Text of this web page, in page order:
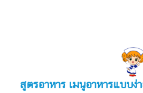
สูตรอาหาร เมนูอาหารแบบง่